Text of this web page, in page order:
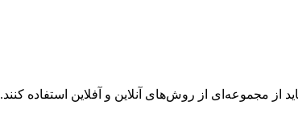
از مجموعه‌ای از روش‌های آنلاین و آفلاین استفاده کنند.